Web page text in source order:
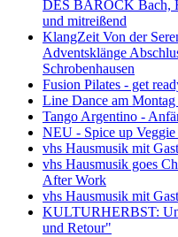
DES BAROCK Bach,
und mitreißend
KlangZeit Von der
Adventsklänge
Schrobenhausen
Fusion Pilates - get
Line Dance am
Tango Argentino -
NEU - Spice up
vhs Hausmusik mit
vhs Hausmusik goes
After Work
vhs Hausmusik mit
KULTURHERBST:
und Retour"